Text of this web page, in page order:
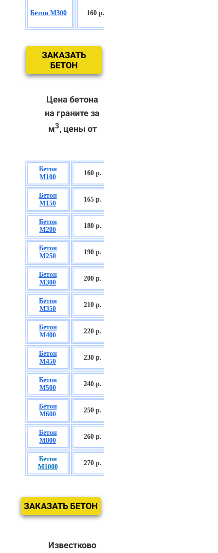
Бетон М300 160 р.
ЗАКАЗАТЬ
БЕТОН
Цена бетона
на граните за
м3, цены от
Бетон
М100
160 р.
Бетон
М150
165 р.
Бетон
М200
180 р.
Бетон
М250
190 р.
Бетон
М300
200 р.
Бетон
М350
210 р.
Бетон
М400
220 р.
Бетон
М450
230 р.
Бетон
М500
240 р.
Бетон
М600
250 р.
Бетон
М800
260 р.
Бетон
М1000
270 р.
ЗАКАЗАТЬ БЕТОН
Известково